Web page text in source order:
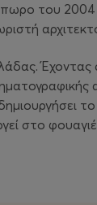
του
στο